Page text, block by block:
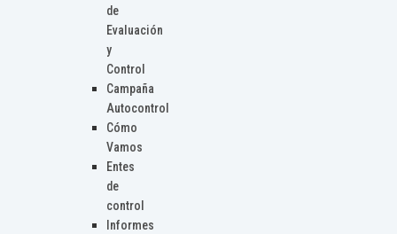
de
Evaluación
y
Control
Campaña
Autocontrol
Cómo
Vamos
Entes
de
control
Informes